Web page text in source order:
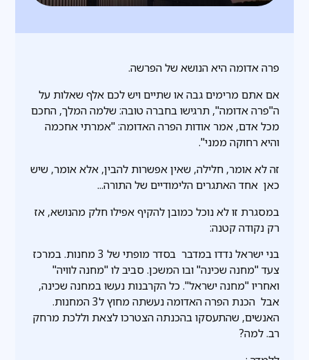
פרה אדומה היא הנושא של הפרשה.
אם אתם מרימים גבה או שתיים ויש לכם אלף שאלות על
ה"פרה אדומה", תרגישו בחברה טובה: שלמה המלך, החכם
מכל אדם, אמר אודות הפרה האדומה: "אמרתי אחכמה
והיא רחוקה ממני".
זה לא אומר, חלילה, שאין אפשרות להבין, אלא אומר, שיש
כאן אחד האתגרים הלימודיים של התורה...
במסגרת זו לא נוכל כמובן להקיף אפילו חלק מהנושא, אז
רק נקודה קטנה:
בני ישראל נדדו במדבר בסדר מופתי של 3 מחנות. במרכז
צעד "מחנה שכינה" ובו המשכן. סביב לו "מחנה לוויה"
ואחריו "מחנה ישראל". כל הקרבנות נעשו במחנה שכינה,
אבל הכנת הפרה האדומה נעשתה מחוץ ל3 המחנות.
האנשים, שהתעסקו בהכנתה הצטרכו לצאת וללכת מרחק
רב. למה?